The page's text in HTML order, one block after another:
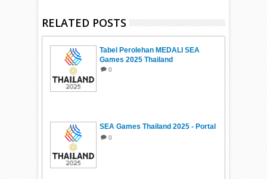
RELATED POSTS
Tabel Perolehan MEDALI SEA
Games 2025 Thailand
0
SEA Games Thailand 2025 - Portal
0